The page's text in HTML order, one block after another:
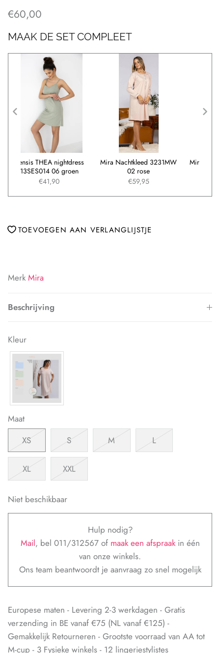
€60,00
MAAK DE SET COMPLEET
Mira Nachtkleed 3231MW
02 rose
€59,95
Sensis THEA nightdress
13SES014 06 groen
€41,90
TOEVOEGEN AAN VERLANGLIJSTJE
Merk Mira
Beschrijving
Kleur
Maat
XS
S M L
XL XXL
Niet beschikbaar
Hulp nodig?
Mail, bel 011/312567 of maak een afspraak in één
van onze winkels.
Ons team beantwoordt je aanvraag zo snel mogelijk
Europese maten - Levering 2-3 werkdagen - Gratis
verzending in BE vanaf €75 (NL vanaf €125) -
Gemakkelijk Retourneren - Grootste voorraad van AA tot
M-cup - 3 Fysieke winkels - 12 lingeriestylistes